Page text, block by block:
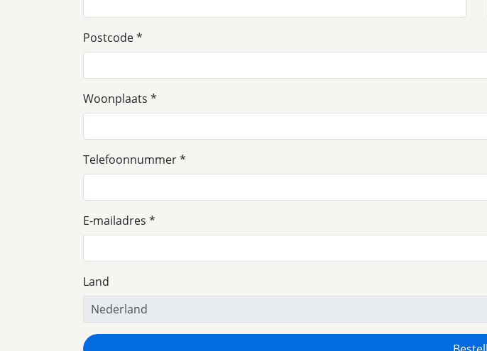
Postcode
Woonplaats
Telefoonnummer
E-mailadres
Land